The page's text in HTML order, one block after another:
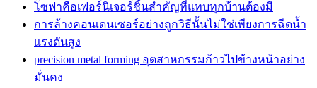
โซฟาคือเฟอร์นิเจอร์ชิ้นสำคัญที่แทบทุกบ้านต้องมี
การล้างคอนเดนเซอร์อย่างถูกวิธีนั้นไม่ใช่เพียงการฉีดน้ำ
แรงดันสูง
precision metal forming อุตสาหกรรมก้าวไปข้างหน้าอย่าง
มั่นคง